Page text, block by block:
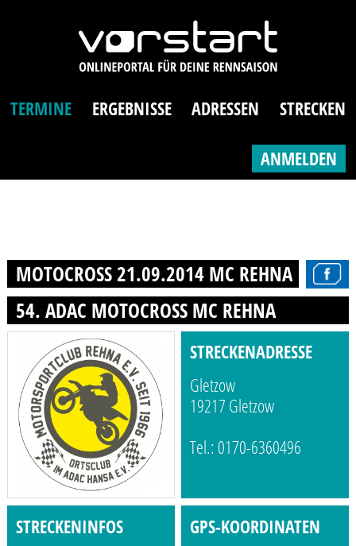
TERMINE ERGEBNISSE ADRESSEN STRECKEN
ANMELDEN
MOTOCROSS 21.09.2014 MC REHNA
54. ADAC MOTOCROSS MC REHNA
STRECKENADRESSE
Gletzow
19217 Gletzow
Tel.: 0170-6360496
STRECKENINFOS
GPS-KOORDINATEN